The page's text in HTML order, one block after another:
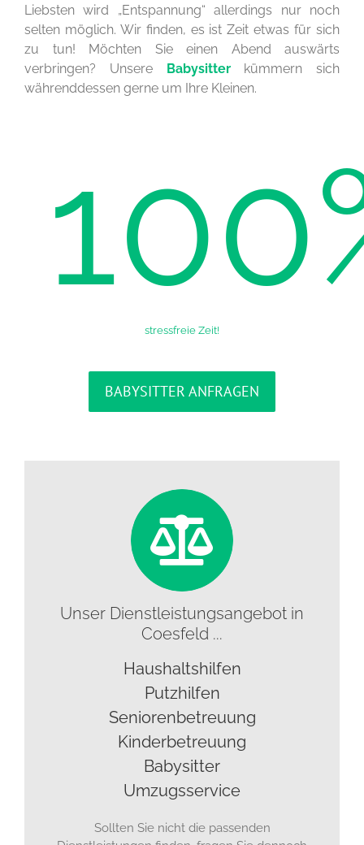
Liebsten wird „Entspannung“ allerdings nur noch
selten möglich. Wir finden, es ist Zeit etwas für sich
zu tun! Möchten Sie einen Abend auswärts
verbringen? Unsere Babysitterkümmern sich
währenddessen gerne um Ihre Kleinen.
100
stressfreie Zeit!
BABYSITTER ANFRAGEN
Unser Dienstleistungsangebot in
Coesfeld ...
Haushaltshilfen
Putzhilfen
Seniorenbetreuung
Kinderbetreuung
Babysitter
Umzugsservice
Sollten Sie nicht die passenden